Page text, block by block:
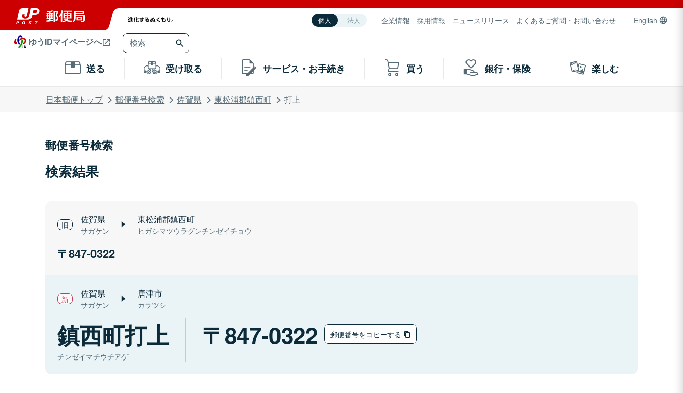
個人 法人 企業情報 採用情報 ニュースリリース よくあるご質問・お問い合わせ English
ゆうIDマイページへ
送る 受け取る サービス・お手続き 買う 銀行・保険 楽しむ
日本郵便トップ 郵便番号検索 佐賀県 東松浦郡鎮西町 打上
郵便番号検索
検索結果
佐賀県
サガケン
東松浦郡鎮西町
ヒガシマツウラグンチンゼイチョウ
847-0322
佐賀県
サガケン
唐津市
カラツシ
鎮西町打上
チンゼイマチウチアゲ
847-0322 郵便番号をコピーする